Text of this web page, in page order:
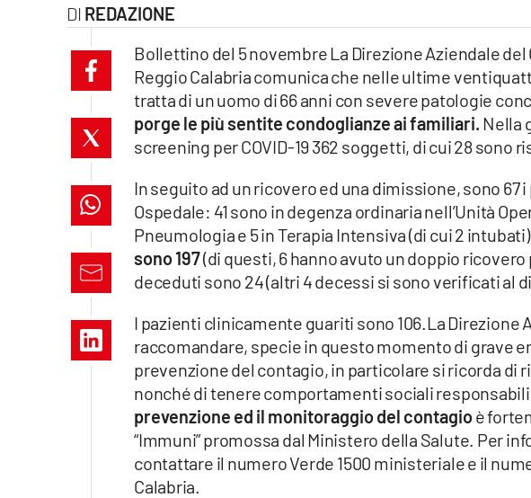
ilvibonese.it
catanzarochannel.it
lacapitalenews.it
Vai
REDAZIONE
Bollettino del 5 novembre La Direzione Aziendale del
Reggio Calabria comunica che nelle ultime
tratta di un uomo di 66 anni con severe patologie
porge le più sentite condoglianze ai familiari. Nella
screening per COVID-19 362 soggetti, di cui 28 sono
In seguito ad un ricovero ed una dimissione, sono 67
Ospedale: 41 sono in degenza ordinaria nell’Unità
Pneumologia e 5 in Terapia Intensiva (di cui 2
sono 197(di questi, 6 hanno avuto un doppio
deceduti sono 24 (altri 4 decessi si sono verificati al
I pazienti clinicamente guariti sono 106.La Direzione
raccomandare, specie in questo momento di grave
prevenzione del contagio, in particolare si ricorda di
nonché di tenere comportamenti sociali
prevenzione ed il monitoraggio del contagioè
“Immuni” promossa dal Ministero della Salute. Per
contattare il numero Verde 1500 ministeriale e il
Calabria.